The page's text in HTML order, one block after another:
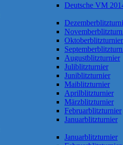
Deutsche VM
Oktoberblitzturnier
Augustblitzturnier
Juliblitzturnier
Juniblitzturnier
Maiblitzturnier
Aprilblitzturnier
Märzblitzturnier
Februarblitzturnier
Januarblitzturnier
Januarblitzturnier